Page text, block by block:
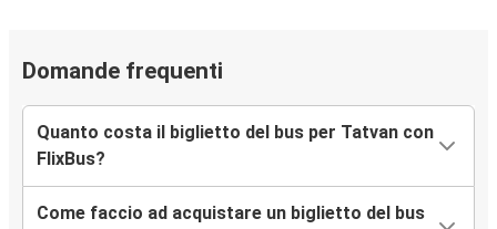
Domande frequenti
Quanto costa il biglietto del bus per Tatvan con
FlixBus?
Come faccio ad acquistare un biglietto del bus